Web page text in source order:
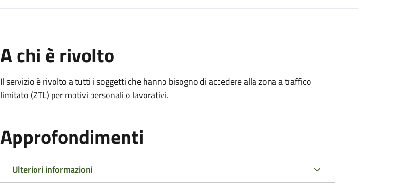
A chi è rivolto
Il servizio è rivolto a tutti i soggetti che hanno bisogno di accedere alla zona a traffico
limitato (ZTL) per motivi personali o lavorativi.
Approfondimenti
Ulteriori informazioni